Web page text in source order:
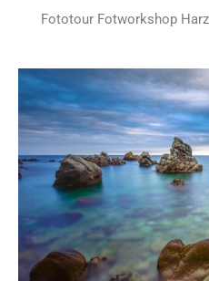
Fototour Fotworkshop